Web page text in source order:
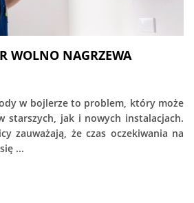
WOLNO NAGRZEWA
w bojlerze to problem, który może
starszych, jak i nowych instalacjach.
zauważają, że czas oczekiwania na
...